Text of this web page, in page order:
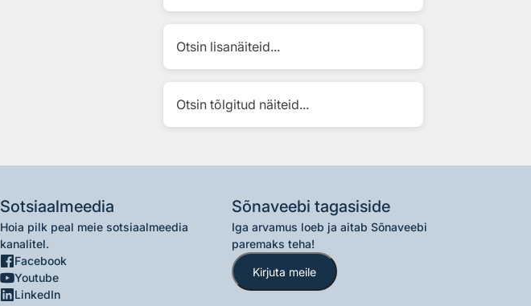
Otsin lisanäiteid...
Otsin tõlgitud näiteid...
Sotsiaalmeedia
Hoia pilk peal meie sotsiaalmeedia
kanalitel.
Facebook
Youtube
LinkedIn
Sõnaveebi tagasiside
Iga arvamus loeb ja aitab Sõnaveebi
paremaks teha!
Kirjuta meile